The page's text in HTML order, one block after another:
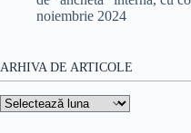
noiembrie 2024
ARHIVA DE ARTICOLE
Arhiva
de